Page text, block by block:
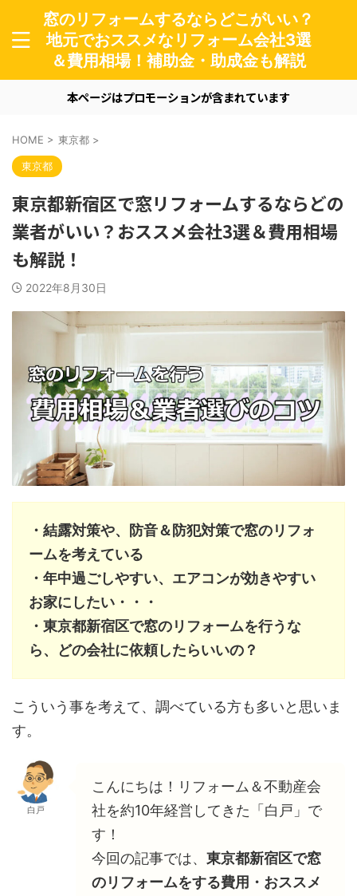
窓のリフォームするならどこがいい？
地元でおススメなリフォーム会社3選
＆費用相場！補助金・助成金も解説
本ページはプロモーションが含まれています
HOME > 東京都 >
東京都
東京都新宿区で窓リフォームするならどの
業者がいい？おススメ会社3選＆費用相場
も解説！
2022年8月30日
・結露対策や、防音＆防犯対策で窓のリフォ
ームを考えている
・年中過ごしやすい、エアコンが効きやすい
お家にしたい・・・
・東京都新宿区で窓のリフォームを行うな
ら、どの会社に依頼したらいいの？
こういう事を考えて、調べている方も多いと思いま
す。
白戸
こんにちは！リフォーム＆不動産会
社を約10年経営してきた「白戸」で
す！
今回の記事では、 東京都新宿区で窓
のリフォームをする費用・おススメ